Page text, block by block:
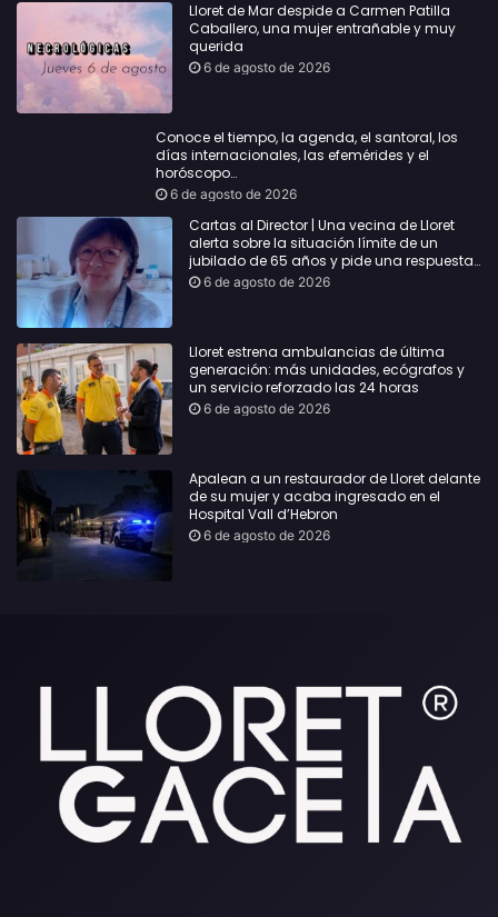
Lloret de Mar despide a Carmen Patilla
Caballero, una mujer entrañable y muy
querida
6 de agosto de 2026
Conoce el tiempo, la agenda, el santoral, los
días internacionales, las efemérides y el
horóscopo…
6 de agosto de 2026
Cartas al Director | Una vecina de Lloret
alerta sobre la situación límite de un
jubilado de 65 años y pide una respuesta
urgente
6 de agosto de 2026
Lloret estrena ambulancias de última
generación: más unidades, ecógrafos y
un servicio reforzado las 24 horas
6 de agosto de 2026
Apalean a un restaurador de Lloret delante
de su mujer y acaba ingresado en el
Hospital Vall d’Hebron
6 de agosto de 2026